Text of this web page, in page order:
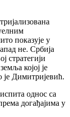
показује у
не. Србија
стратегији
којој је
је Димитријевић.
однос са
догађајима у